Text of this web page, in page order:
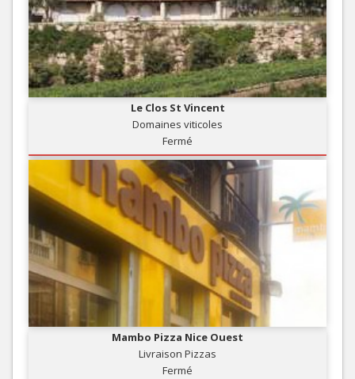
Le Clos St Vincent
Domaines viticoles
Fermé
Mambo Pizza Nice Ouest
Livraison Pizzas
Fermé